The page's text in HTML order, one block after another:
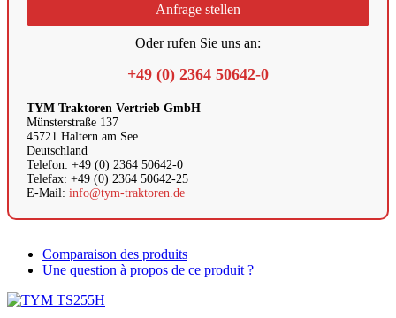
Anfrage stellen
Oder rufen Sie uns an:
+49 (0) 2364 50642-0
TYM Traktoren Vertrieb GmbH
Münsterstraße 137
45721 Haltern am See
Deutschland
Telefon: +49 (0) 2364 50642-0
Telefax: +49 (0) 2364 50642-25
E-Mail: info@tym-traktoren.de
Comparaison des produits
Une question à propos de ce produit ?